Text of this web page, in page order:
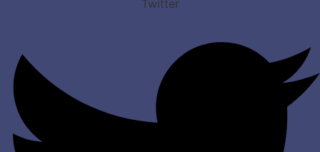
Twitter